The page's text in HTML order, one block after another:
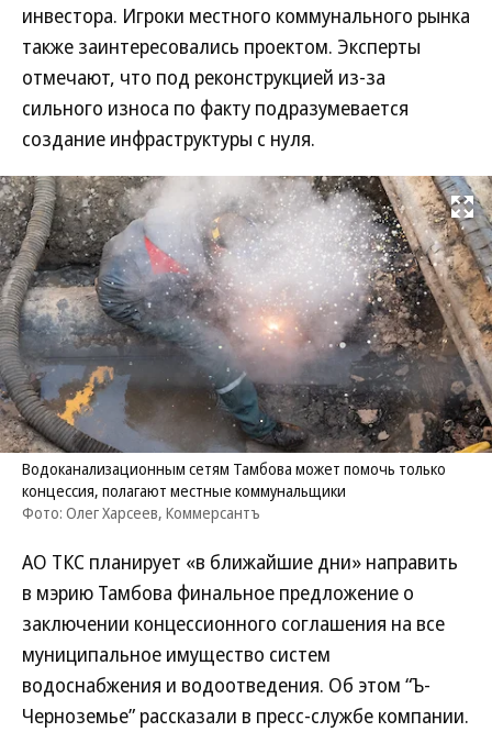
инвестора. Игроки местного коммунального рынка
также заинтересовались проектом. Эксперты
отмечают, что под реконструкцией из-за
сильного износа по факту подразумевается
создание инфраструктуры с нуля.
Развернуть
Водоканализационным сетям Тамбова может помочь только
концессия, полагают местные коммунальщики
Фото: Олег Харсеев, Коммерсантъ
АО ТКС планирует «в ближайшие дни» направить
в мэрию Тамбова финальное предложение о
заключении концессионного соглашения на все
муниципальное имущество систем
водоснабжения и водоотведения. Об этом “Ъ-
Черноземье” рассказали в пресс-службе компании.